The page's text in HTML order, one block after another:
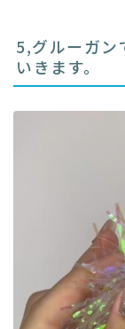
5,グルーガン
いきます。